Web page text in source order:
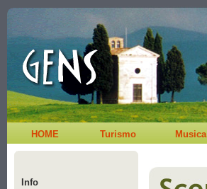
HOME Turismo Musica
Info